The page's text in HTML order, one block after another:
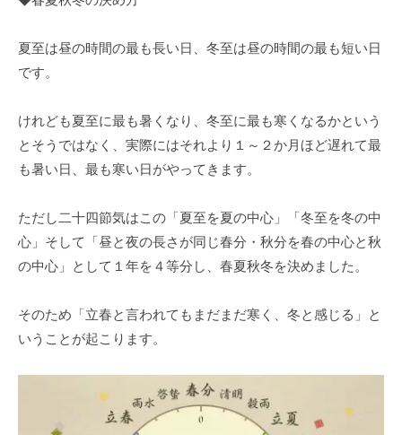
夏至は昼の時間の最も長い日、冬至は昼の時間の最も短い日
です。
けれども夏至に最も暑くなり、冬至に最も寒くなるかという
とそうではなく、実際にはそれより１～２か月ほど遅れて最
も暑い日、最も寒い日がやってきます。
ただし二十四節気はこの「夏至を夏の中心」「冬至を冬の中
心」そして「昼と夜の長さが同じ春分・秋分を春の中心と秋
の中心」として１年を４等分し、春夏秋冬を決めました。
そのため「立春と言われてもまだまだ寒く、冬と感じる」と
いうことが起こります。